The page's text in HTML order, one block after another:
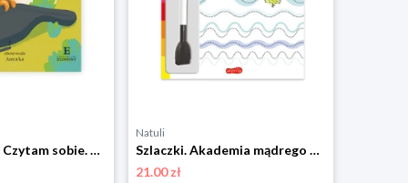
Fafik i futerał. Czytam sobie. Poziom 2 Harper colins / harper kids
Natuli
Szlaczki. Akademia mądrego dziecka. Rysuję i ścieram Harper colins / harper kids
21.00 zł